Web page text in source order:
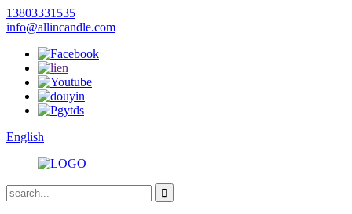
13803331535
info@allincandle.com
English